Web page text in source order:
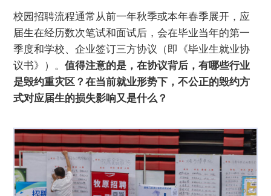
校园招聘流程通常从前一年秋季或本年春季展开，应
届生在经历数次笔试和面试后，会在毕业当年的第一
季度和学校、企业签订三方协议（即《毕业生就业协
议书》）。值得注意的是，在协议背后，有哪些行业
是毁约重灾区？在当前就业形势下，不公正的毁约方
式对应届生的损失影响又是什么？